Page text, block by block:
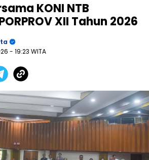
KONI NTB
XII Tahun 2026
- 19:23 WITA